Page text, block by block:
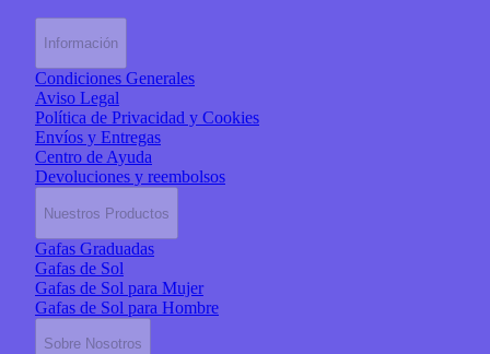
Información
Condiciones Generales
Aviso Legal
Política de Privacidad y Cookies
Envíos y Entregas
Centro de Ayuda
Devoluciones y reembolsos
Nuestros Productos
Gafas Graduadas
Gafas de Sol
Gafas de Sol para Mujer
Gafas de Sol para Hombre
Sobre Nosotros